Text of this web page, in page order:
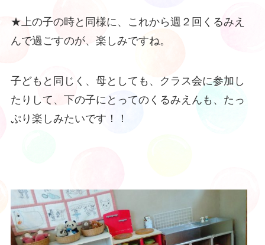
★上の子の時と同様に、これから週２回くるみえ
んで過ごすのが、楽しみですね。
子どもと同じく、母としても、クラス会に参加し
たりして、下の子にとってのくるみえんも、たっ
ぷり楽しみたいです！！